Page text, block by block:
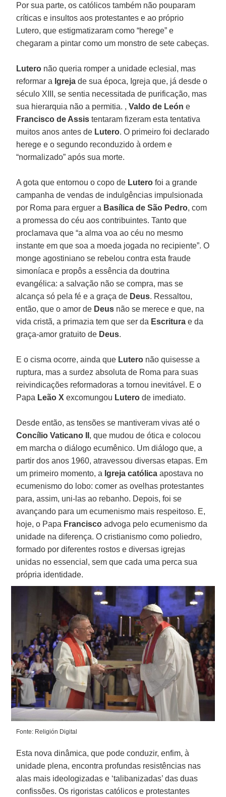
Por sua parte, os católicos também não pouparam
críticas e insultos aos protestantes e ao próprio
Lutero, que estigmatizaram como “herege” e
chegaram a pintar como um monstro de sete cabeças.
Lutero não queria romper a unidade eclesial, mas
reformar a Igreja de sua época, Igreja que, já desde o
século XIII, se sentia necessitada de purificação, mas
sua hierarquia não a permitia. ,Valdo de León e
Francisco de Assis tentaram fizeram esta tentativa
muitos anos antes de Lutero. O primeiro foi declarado
herege e o segundo reconduzido à ordem e
“normalizado” após sua morte.
A gota que entornou o copo de Lutero foi a grande
campanha de vendas de indulgências impulsionada
por Roma para erguer a Basílica de São Pedro, com
a promessa do céu aos contribuintes. Tanto que
proclamava que “a alma voa ao céu no mesmo
instante em que soa a moeda jogada no recipiente”. O
monge agostiniano se rebelou contra esta fraude
simoníaca e propôs a essência da doutrina
evangélica: a salvação não se compra, mas se
alcança só pela fé e a graça de Deus. Ressaltou,
então, que o amor de Deus não se merece e que, na
vida cristã, a primazia tem que ser da Escritura e da
graça-amor gratuito de Deus.
E o cisma ocorre, ainda que Lutero não quisesse a
ruptura, mas a surdez absoluta de Roma para suas
reivindicações reformadoras a tornou inevitável. E o
Papa Leão X excomungou Lutero de imediato.
Desde então, as tensões se mantiveram vivas até o
Concílio Vaticano II , que mudou de ótica e colocou
em marcha o diálogo ecumênico. Um diálogo que, a
partir dos anos 1960, atravessou diversas etapas. Em
um primeiro momento, a Igreja católica apostava no
ecumenismo do lobo: comer as ovelhas protestantes
para, assim, uni-las ao rebanho. Depois, foi se
avançando para um ecumenismo mais respeitoso. E,
hoje, o Papa Francisco advoga pelo ecumenismo da
unidade na diferença. O cristianismo como poliedro,
formado por diferentes rostos e diversas igrejas
unidas no essencial, sem que cada uma perca sua
própria identidade.
Fonte: Religión Digital
Esta nova dinâmica, que pode conduzir, enfim, à
unidade plena, encontra profundas resistências nas
alas mais ideologizadas e ‘talibanizadas’ das duas
confissões. Os rigoristas católicos e protestantes